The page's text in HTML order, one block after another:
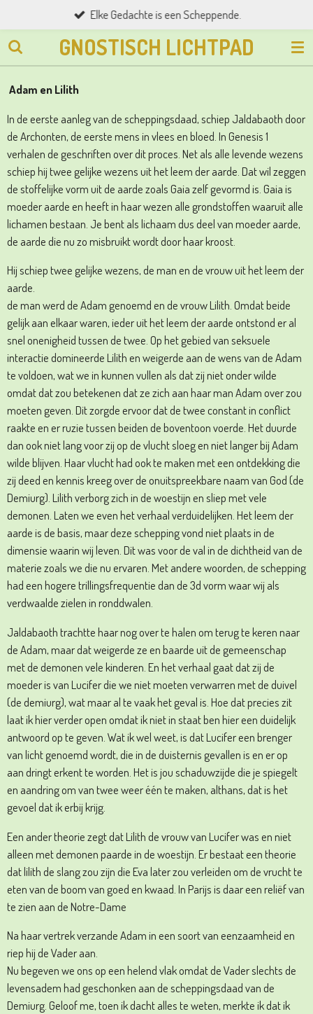
direct
naar
de
hoofdinhoud
GNOSTISCH LICHTPAD
Elke Gedachte is een Scheppende.
Adam en Lilith
In de eerste aanleg van de scheppingsdaad, schiep Jaldabaoth door
de Archonten, de eerste mens in vlees en bloed. In Genesis 1
verhalen de geschriften over dit proces. Net als alle levende wezens
schiep hij twee gelijke wezens uit het leem der aarde. Dat wil zeggen
de stoffelijke vorm uit de aarde zoals Gaia zelf gevormd is. Gaia is
moeder aarde en heeft in haar wezen alle grondstoffen waaruit alle
lichamen bestaan. Je bent als lichaam dus deel van moeder aarde,
de aarde die nu zo misbruikt wordt door haar kroost.
Hij schiep twee gelijke wezens, de man en de vrouw uit het leem der
aarde.
de man werd de Adam genoemd en de vrouw Lilith. Omdat beide
gelijk aan elkaar waren, ieder uit het leem der aarde ontstond er al
snel onenigheid tussen de twee. Op het gebied van seksuele
interactie domineerde Lilith en weigerde aan de wens van de Adam
te voldoen, wat we in kunnen vullen als dat zij niet onder wilde
omdat dat zou betekenen dat ze zich aan haar man Adam over zou
moeten geven. Dit zorgde ervoor dat de twee constant in conflict
raakte en er ruzie tussen beiden de boventoon voerde. Het duurde
dan ook niet lang voor zij op de vlucht sloeg en niet langer bij Adam
wilde blijven. Haar vlucht had ook te maken met een ontdekking die
zij deed en kennis kreeg over de onuitspreekbare naam van God (de
Demiurg). Lilith verborg zich in de woestijn en sliep met vele
demonen. Laten we even het verhaal verduidelijken. Het leem der
aarde is de basis, maar deze schepping vond niet plaats in de
dimensie waarin wij leven. Dit was voor de val in de dichtheid van de
materie zoals we die nu ervaren. Met andere woorden, de schepping
had een hogere trillingsfrequentie dan de 3d vorm waar wij als
verdwaalde zielen in ronddwalen.
Jaldabaoth trachtte haar nog over te halen om terug te keren naar
de Adam, maar dat weigerde ze en baarde uit de gemeenschap
met de demonen vele kinderen. En het verhaal gaat dat zij de
moeder is van Lucifer die we niet moeten verwarren met de duivel
(de demiurg), wat maar al te vaak het geval is. Hoe dat precies zit
laat ik hier verder open omdat ik niet in staat ben hier een duidelijk
antwoord op te geven. Wat ik wel weet, is dat Lucifer een brenger
van licht genoemd wordt, die in de duisternis gevallen is en er op
aan dringt erkent te worden. Het is jou schaduwzijde die je spiegelt
en aandring om van twee weer één te maken, althans, dat is het
gevoel dat ik erbij krijg.
Een ander theorie zegt dat Lilith de vrouw van Lucifer was en niet
alleen met demonen paarde in de woestijn. Er bestaat een theorie
dat lilith de slang zou zijn die Eva later zou verleiden om de vrucht te
eten van de boom van goed en kwaad. In Parijs is daar een reliëf van
te zien aan de Notre-Dame
Na haar vertrek verzande Adam in een soort van eenzaamheid en
riep hij de Vader aan.
Nu begeven we ons op een helend vlak omdat de Vader slechts de
levensadem had geschonken aan de scheppingsdaad van de
Demiurg. Geloof me, toen ik dacht alles te weten, merkte ik dat ik